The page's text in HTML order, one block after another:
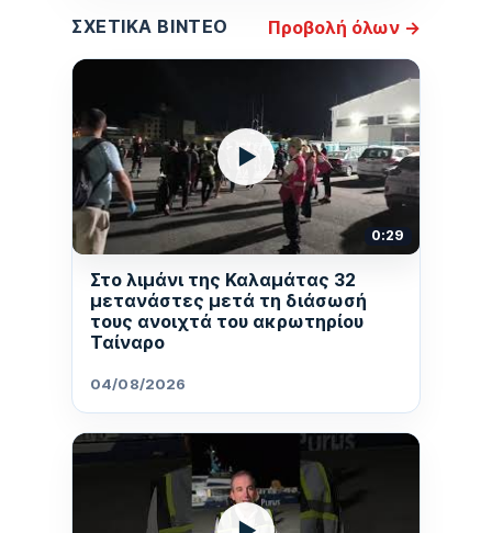
ΣΧΕΤΙΚΆ ΒΊΝΤΕΟ Προβολή όλων →
▶
0:29
Στο λιμάνι της Καλαμάτας 32
μετανάστες μετά τη διάσωσή
τους ανοιχτά του ακρωτηρίου
Ταίναρο
04/08/2026